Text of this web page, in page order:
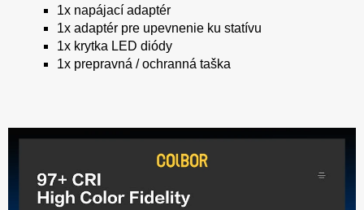
1x napájací adaptér
1x adaptér pre upevnenie ku statívu
1x krytka LED diódy
1x prepravná / ochranná taška